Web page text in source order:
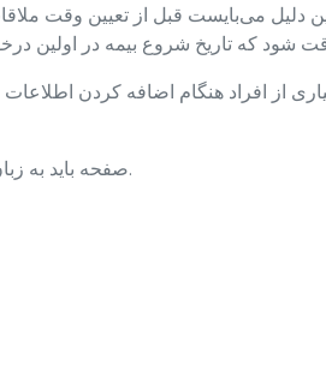
دلیل می‌بایست قبل از تعیین وقت
از افراد هنگام اضافه کردن اطلاعات
• صفحه باید به زبان ترکی باشد و شما حتماً باید با استفاده از کامپیوتر و نه تلفن همراه، وارد شوید.